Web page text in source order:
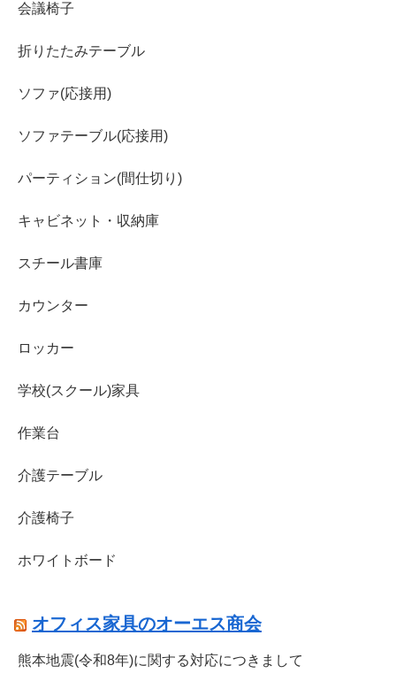
会議椅子
折りたたみテーブル
ソファ(応接用)
ソファテーブル(応接用)
パーティション(間仕切り)
キャビネット・収納庫
スチール書庫
カウンター
ロッカー
学校(スクール)家具
作業台
介護テーブル
介護椅子
ホワイトボード
オフィス家具のオーエス商会
熊本地震(令和8年)に関する対応につきまして